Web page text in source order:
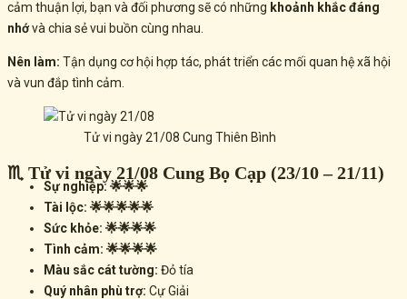
cảm thuận lợi, bạn và đối phương sẽ có những khoảnh khắc đáng
nhớvà chia sẻ vui buồn cùng nhau.
Nên làm: Tận dụng cơ hội hợp tác, phát triển các mối quan hệ xã hội
và vun đắp tình cảm.
Tử vi ngày 21/08 Cung Thiên Bình
♏ Tử vi ngày 21/08 Cung Bọ Cạp (23/10 – 21/11)
Sự nghiệp: 🌟🌟🌟
Tài lộc: 🌟🌟🌟🌟🌟
Sức khỏe: 🌟🌟🌟🌟
Tình cảm: 🌟🌟🌟🌟
Màu sắc cát tường: Đỏ tía
Quý nhân phù trợ: Cự Giải